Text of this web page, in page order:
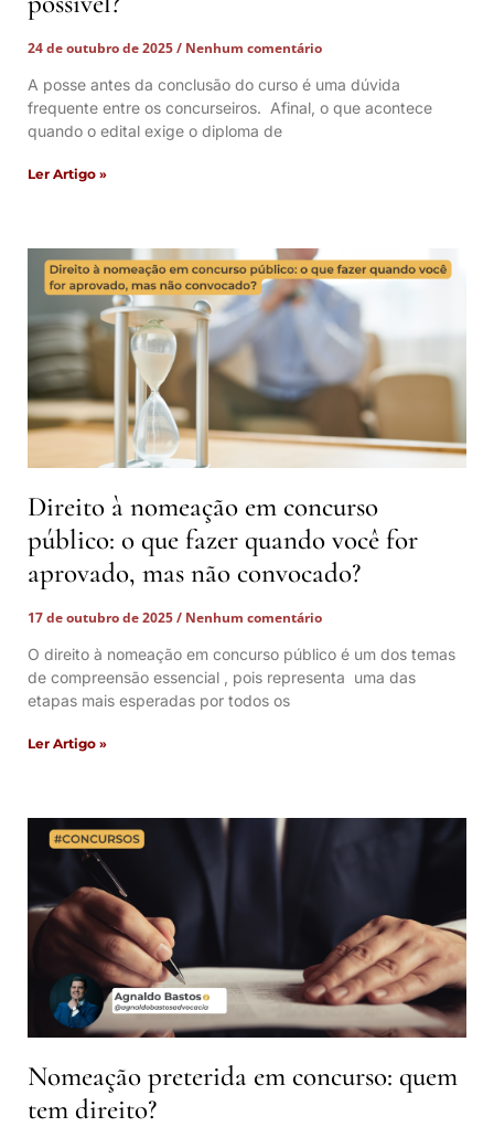
24 de outubro de 2025
Nenhum comentário
A posse antes da conclusão do curso é uma dúvida
frequente entre os concurseiros. Afinal, o que acontece
quando o edital exige o diploma de
Ler Artigo »
Direito à nomeação em concurso
público: o que fazer quando você for
aprovado, mas não convocado?
17 de outubro de 2025
Nenhum comentário
O direito à nomeação em concurso público é um dos temas
de compreensão essencial , pois representa uma das
etapas mais esperadas por todos os
Ler Artigo »
Nomeação preterida em concurso: quem
tem direito?